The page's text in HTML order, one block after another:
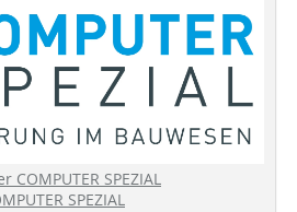
SPEZIAL
SPEZIAL